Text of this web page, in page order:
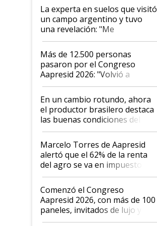
La experta en suelos que visitó
un campo argentino y tuvo
una revelación: "Me
impresionó mucho"
Más de 12.500 personas
pasaron por el Congreso
Aapresid 2026: "Volvió a
demostrar que hablar del
suelo es hablar de todo el
sistema productivo"
En un cambio rotundo, ahora
el productor brasilero destaca
las buenas condiciones del
agro argentino para invertir:
"Los veo más motivados"
Marcelo Torres de Aapresid
alertó que el 62% de la renta
del agro se va en impuestos:
"No es bueno que en
Argentina se sigan discutiendo
las mismas cosas de hace 50
años"
Comenzó el Congreso
Aapresid 2026, con más de 100
paneles, invitados de lujo y
todas las tendencias